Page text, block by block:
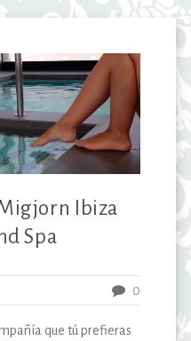
Ibiza
Spa
0
que tú prefieras